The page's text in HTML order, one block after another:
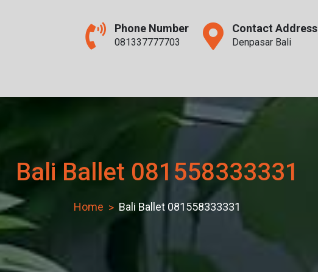
Phone Number
081337777703
Contact Address
Denpasar Bali
Bali Ballet 081558333331
Home Bali Ballet 081558333331